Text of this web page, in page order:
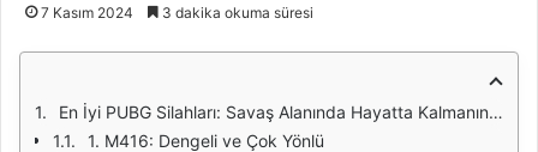
7 Kasım 2024 3 dakika okuma süresi
En İyi PUBG Silahları: Savaş Alanında Hayatta Kalmanın Anahtarı
1. M416: Dengeli ve Çok Yönlü